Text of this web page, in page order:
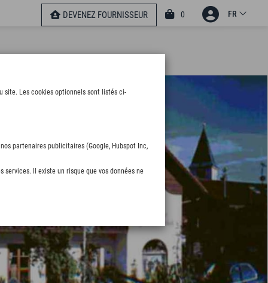
site. Les cookies optionnels sont listés ci-
partenaires publicitaires (Google, Hubspot Inc,
Il existe un risque que vos données ne
DEVENEZ FOURNISSEUR 0 FR